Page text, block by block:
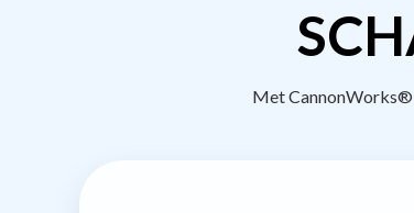
Met CannonWorks®